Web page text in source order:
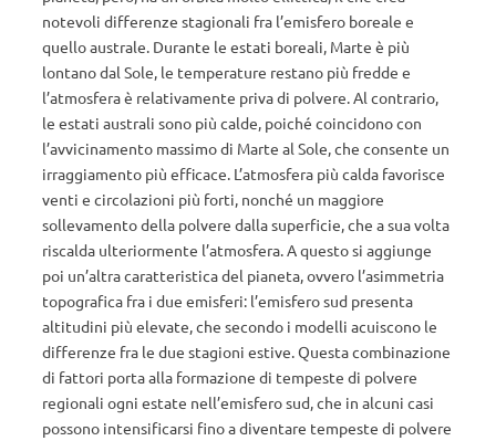
notevoli differenze stagionali fra l’emisfero boreale e
quello australe. Durante le estati boreali, Marte è più
lontano dal Sole, le temperature restano più fredde e
l’atmosfera è relativamente priva di polvere. Al contrario,
le estati australi sono più calde, poiché coincidono con
l’avvicinamento massimo di Marte al Sole, che consente un
irraggiamento più efficace. L’atmosfera più calda favorisce
venti e circolazioni più forti, nonché un maggiore
sollevamento della polvere dalla superficie, che a sua volta
riscalda ulteriormente l’atmosfera. A questo si aggiunge
poi un’altra caratteristica del pianeta, ovvero l’asimmetria
topografica fra i due emisferi: l’emisfero sud presenta
altitudini più elevate, che secondo i modelli acuiscono le
differenze fra le due stagioni estive. Questa combinazione
di fattori porta alla formazione di tempeste di polvere
regionali ogni estate nell’emisfero sud, che in alcuni casi
possono intensificarsi fino a diventare tempeste di polvere